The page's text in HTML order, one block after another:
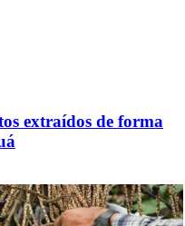
extraídos de forma